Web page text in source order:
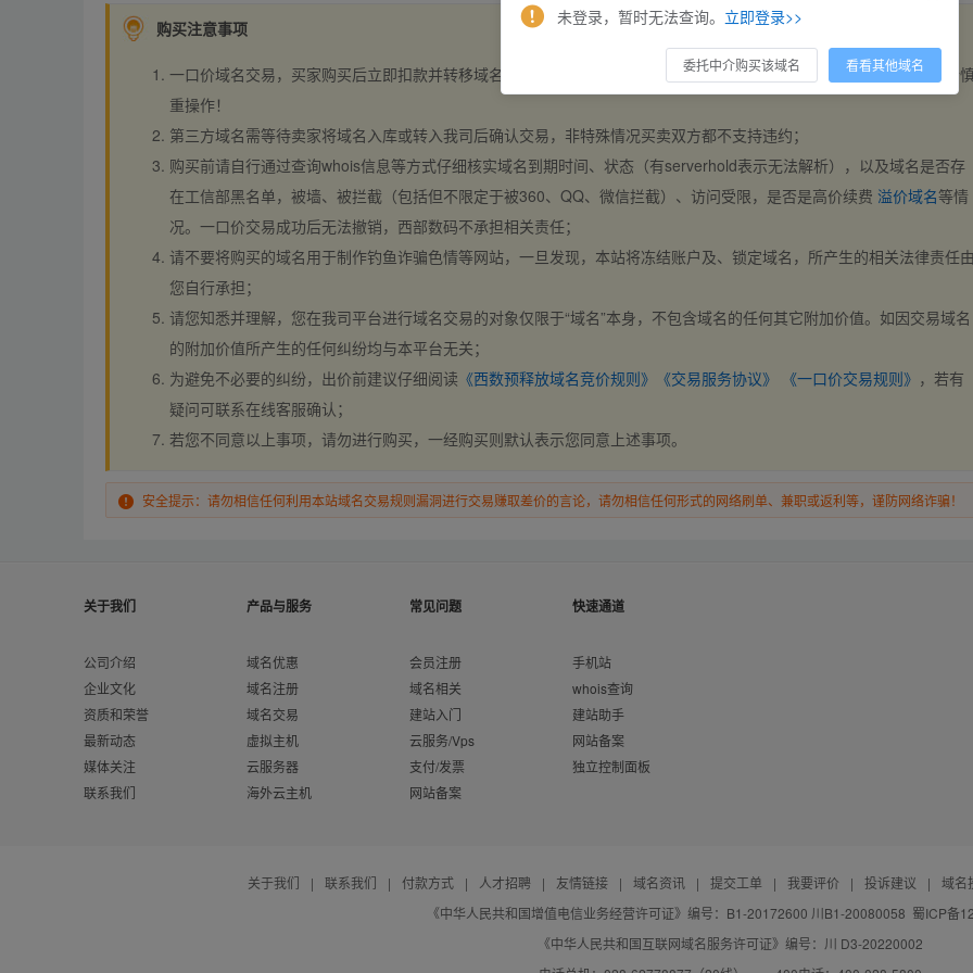
购买注意事项
一口价域名交易，买家购买后立即扣款并转移域名，交易自动完成。买卖双方都不支持违约，一旦出价不支持撤销，请
重操作！
第三方域名需等待卖家将域名入库或转入我司后确认交易，非特殊情况买卖双方都不支持违约；
购买前请自行通过查询whois信息等方式仔细核实域名到期时间、状态（有serverhold表示无法解析），以及域名是否存
在工信部黑名单，被墙、被拦截（包括但不限定于被360、QQ、微信拦截）、访问受限，是否是高价续费 溢价域名等情
况。一口价交易成功后无法撤销，西部数码不承担相关责任；
请不要将购买的域名用于制作钓鱼诈骗色情等网站，一旦发现，本站将冻结账户及、锁定域名，所产生的相关法律责任
您自行承担；
请您知悉并理解，您在我司平台进行域名交易的对象仅限于“域名”本身，不包含域名的任何其它附加价值。如因交易域名
的附加价值所产生的任何纠纷均与本平台无关；
为避免不必要的纠纷，出价前建议仔细阅读 《西数预释放域名竞价规则》 《交易服务协议》 《一口价交易规则》 ，若有
疑问可联系在线客服确认；
若您不同意以上事项，请勿进行购买，一经购买则默认表示您同意上述事项。
安全提示：请勿相信任何利用本站域名交易规则漏洞进行交易赚取差价的言论，请勿相信任何形式的网络刷单、兼职或返利等，谨防网络诈骗！
关于我们
公司介绍
企业文化
资质和荣誉
最新动态
媒体关注
联系我们
产品与服务
域名优惠
域名注册
域名交易
虚拟主机
云服务器
海外云主机
常见问题
会员注册
域名相关
建站入门
云服务/Vps
支付/发票
网站备案
快速通道
手机站
whois查询
建站助手
网站备案
独立控制面板
关于我们 | 联系我们 | 付款方式 | 人才招聘 | 友情链接 | 域名资讯 | 提交工单 | 我要评价 | 投诉建议 |
域名
《中华人民共和国增值电信业务经营许可证》编号：B1-20172600 川B1-20080058 蜀ICP备
《中华人民共和国互联网域名服务许可证》编号：川 D3-20220002
未登录，暂时无法查询。 立即登录>>
委托中介购买该域名 看看其他域名